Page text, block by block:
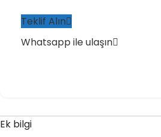
Teklif Alın
Whatsapp ile ulaşın
Ek bilgi